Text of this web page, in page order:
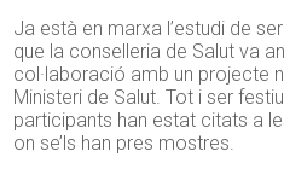
Ja està en marxa l’estudi de
que la conselleria de Salut va
col·laboració amb un projecte
Ministeri de Salut. Tot i ser
participants han estat citats a
on se’ls han pres mostres.